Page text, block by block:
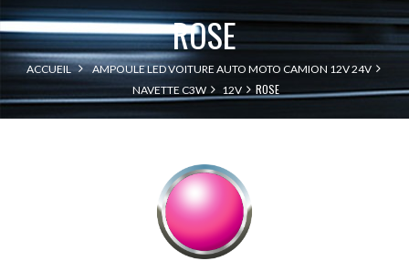
ROSE
ACCUEIL
AMPOULE LED VOITURE AUTO MOTO CAMION 12V 24V
NAVETTE C3W
12V ROSE